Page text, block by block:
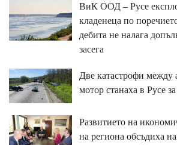
ВиК ООД – Русе
кладенеца по
дебита не налага
засега
Две катастрофи между
мотор станаха в Русе
Развитието на
на региона обсъдиха